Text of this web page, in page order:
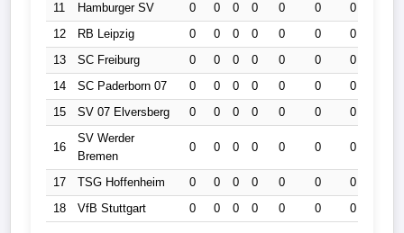
11
Hamburger SV 0 0 0 0 0 0 0
12
RB Leipzig 0 0 0 0 0 0 0
13
SC Freiburg 0 0 0 0 0 0 0
14
SC Paderborn 07 0 0 0 0 0 0 0
15
SV 07 Elversberg 0 0 0 0 0 0 0
16
SV Werder
Bremen
0 0 0 0 0 0 0
17 TSG Hoffenheim 0 0 0 0 0 0 0
18
VfB Stuttgart 0 0 0 0 0 0 0